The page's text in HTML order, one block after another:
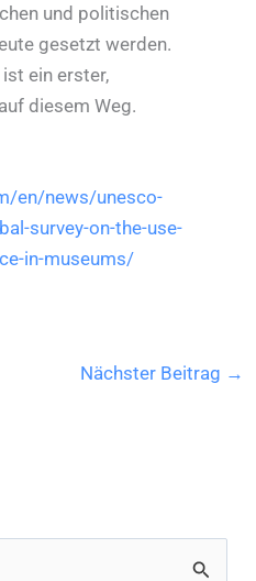
und politischen
gesetzt werden.
ein erster,
diesem Weg.
en/news/unesco-
survey-on-the-use-
in-museums/
Nächster Beitrag →